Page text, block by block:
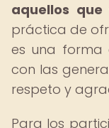
aquellos
práctica de
es una forma
con las
respeto y
Para los